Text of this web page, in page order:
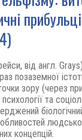
від англ.
позаземної
зору (через
психології та
концепцій.